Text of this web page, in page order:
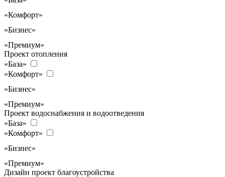
«Комфорт»
«Бизнес»
«Премиум»
Проект отопления
«База»
«Комфорт»
«Бизнес»
«Премиум»
Проект водоснабжения и водоотведения
«База»
«Комфорт»
«Бизнес»
«Премиум»
Дизайн проект благоустройства